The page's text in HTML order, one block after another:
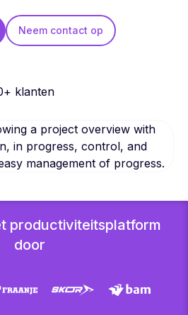
Neem contact op
klanten
productiviteitsplatform
door